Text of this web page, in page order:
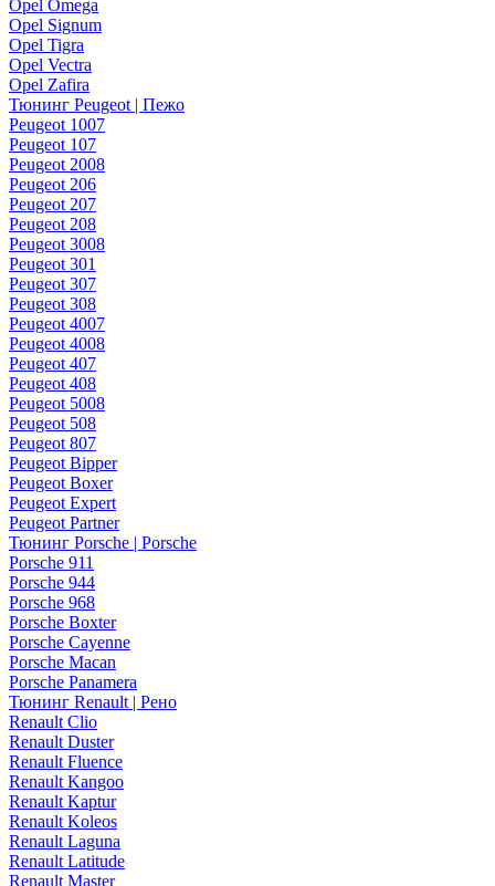
Opel Omega
Opel Signum
Opel Tigra
Opel Vectra
Opel Zafira
Тюнинг Peugeot | Пежо
Peugeot 1007
Peugeot 107
Peugeot 2008
Peugeot 206
Peugeot 207
Peugeot 208
Peugeot 3008
Peugeot 301
Peugeot 307
Peugeot 308
Peugeot 4007
Peugeot 4008
Peugeot 407
Peugeot 408
Peugeot 5008
Peugeot 508
Peugeot 807
Peugeot Bipper
Peugeot Boxer
Peugeot Expert
Peugeot Partner
Тюнинг Porsche | Porsche
Porsche 911
Porsche 944
Porsche 968
Porsche Boxter
Porsche Cayenne
Porsche Macan
Porsche Panamera
Тюнинг Renault | Рено
Renault Clio
Renault Duster
Renault Fluence
Renault Kangoo
Renault Kaptur
Renault Koleos
Renault Laguna
Renault Latitude
Renault Master